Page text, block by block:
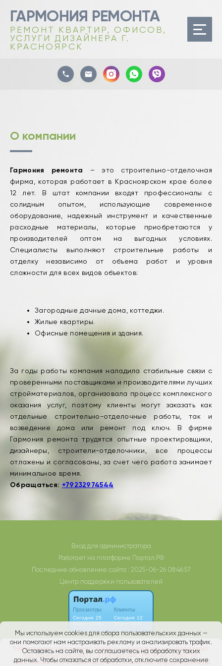
Мы используем cookies для сбора пользовательских данных —
они помогают нам настраивать рекламу и анализировать трафик.
Оставаясь на сайте, вы соглашаетесь на обработку таких
данных. Чтобы отказаться от обработки, отключите сохранение
ГАРМОНИЯ РЕМОНТА
РЕМОНТ КВАРТИР, ОФИСОВ,
УСЛУГИ ДИЗАЙНЕРА Г.
КРАСНОЯРСК
О компании
Гармония ремонта
– это строительно-отделочная
фирма, которая работает в Красноярском крае более
12 лет. В штат компании входят профессионалы с
солидным опытом, использующие современное
оборудование, надежный инструмент и качественные
расходные материалы, которые приобретаются у
производителей оптом на выгодных условиях.
Специалисты выполняют строительные работы и
отделку независимо от объема работ и уровня
сложности для всех видов объектов:
Загородные дачные дома, коттеджи.
Жилые квартиры.
Офисные помещения и здания.
За годы работы компания наладила стабильные связи с
проверенными поставщиками и производителями лучших
стройматериалов, организовала процесс комплексного
оказания услуг, поэтому клиенты могут заказать как
отдельные строительно-отделочные работы, так и
возведение дома или ремонт под ключ. В фирме
Гармония ремонта трудятся опытные проектировщики,
дизайнеры, строители-отделочники, все процессы
отлажены и согласованы, за счет чего работа занимает
минимальное время.
Обращаться: +79232974544
Вход для администратора
Работает на платформе Портал.РФ
Последние обновление сайта : 2025-06-26 08:46:57
Центр поддержки пользователей